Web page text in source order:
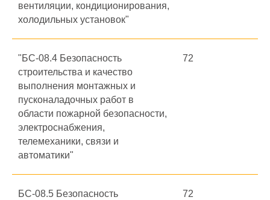
вентиляции, кондиционирования,
холодильных установок"
"БС-08.4 Безопасность
строительства и качество
выполнения монтажных и
пусконаладочных работ в
области пожарной безопасности,
электроснабжения,
телемеханики, связи и
автоматики"
72
БС-08.5 Безопасность
72